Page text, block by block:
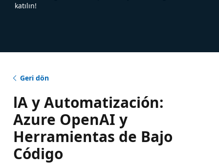
katılın!
Geri dön
lA y Automatización:
Azure OpenAI y
Herramientas de Bajo
Código